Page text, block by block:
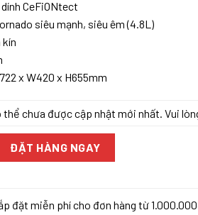
CeFiONtect
siêu mạnh, siêu êm (4.8L)
kín
x W420 x H655mm
thể chưa được cập nhật mới nhất. Vui
nắp rửa điện tử WASHLET TOTO
ĐẶT HÀNG NGAY
đặt miễn phí cho đơn hàng từ